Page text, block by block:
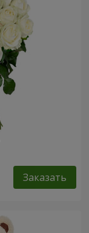
Заказать